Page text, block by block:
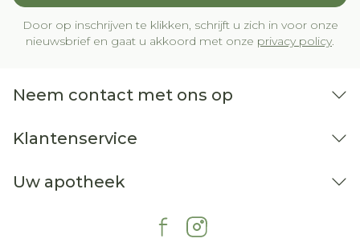
Door op inschrijven te klikken, schrijft u zich in voor onze
nieuwsbrief en gaat u akkoord met onze privacy policy.
Neem contact met ons op
Klantenservice
Uw apotheek